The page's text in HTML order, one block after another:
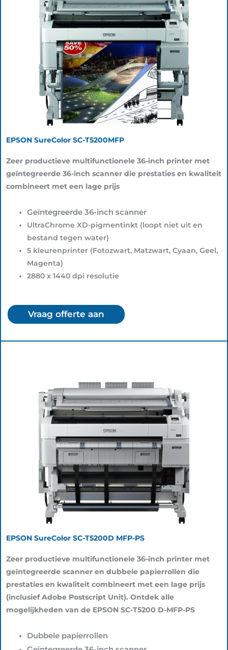
EPSON SureColor SC-T5200MFP
Zeer productieve multifunctionele 36-inch printer met
geïntegreerde 36-inch scanner die prestaties en kwaliteit
combineert met een lage prijs
Geïntegreerde 36-inch scanner
UltraChrome XD-pigmentinkt (loopt niet uit en
bestand tegen water)
5 kleurenprinter (Fotozwart, Matzwart, Cyaan, Geel,
Magenta)
2880 x 1440 dpi resolutie
Vraag offerte aan
EPSON SureColor SC-T5200D MFP-PS
Zeer productieve multifunctionele 36-inch printer met
geïntegreerde scanner en dubbele papierrollen die
prestaties en kwaliteit combineert met een lage prijs
(inclusief Adobe Postscript Unit). Ontdek alle
mogelijkheden van de EPSON SC-T5200 D-MFP-PS
Dubbele papierrollen